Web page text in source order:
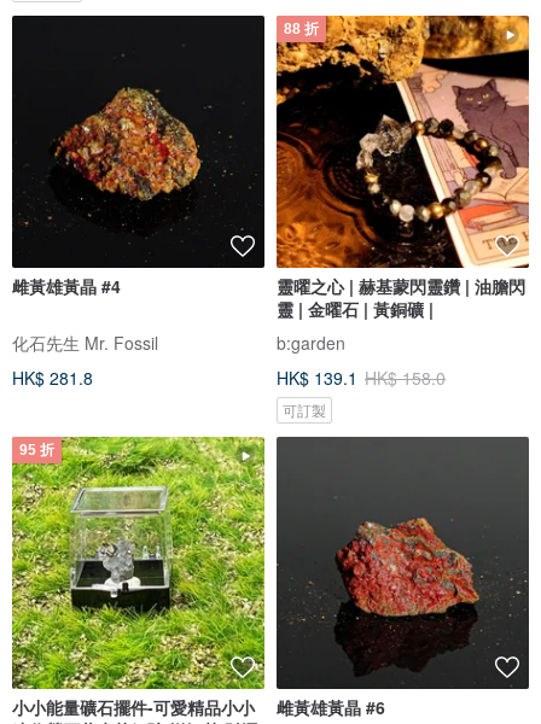
雌黃雄黃晶 #4
化石先生 Mr. Fossil
HK$ 281.8
88 折
靈曜之心 | 赫基蒙閃靈鑽 | 油膽閃
靈 | 金曜石 | 黃銅礦 |
b:garden
HK$ 139.1 HK$ 158.0
可訂製
95 折
小小能量礦石擺件-可愛精品小小
雌黃雄黃晶 #6